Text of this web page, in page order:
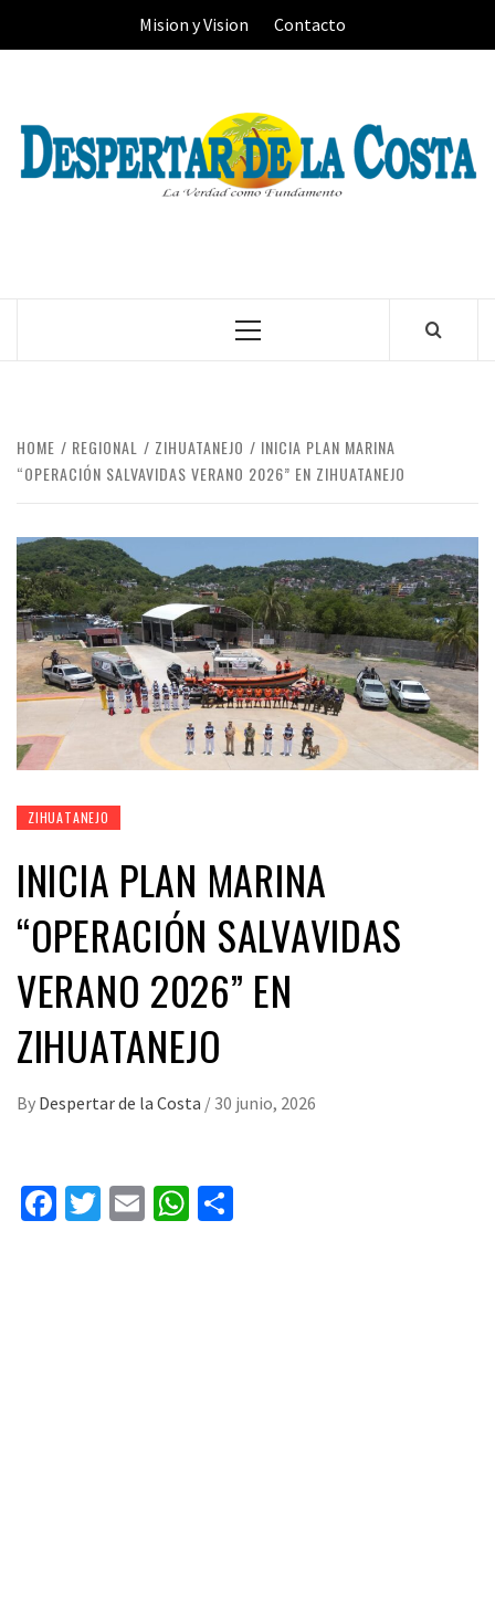
Mision y Vision Contacto
Primary
HOME REGIONAL ZIHUATANEJO
INICIA PLAN MARINA
“OPERACIÓN SALVAVIDAS VERANO 2026” EN ZIHUATANEJO
ZIHUATANEJO
INICIA PLAN MARINA
“OPERACIÓN SALVAVIDAS
VERANO 2026” EN
ZIHUATANEJO
By Despertar de la Costa / 30 junio, 2026
Facebook
Twitter
EmailWhatsApp